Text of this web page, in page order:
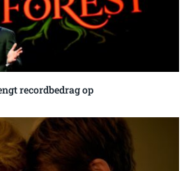
recordbedrag op